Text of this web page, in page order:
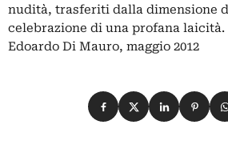
nudità, trasferiti dalla dimensione
celebrazione di una profana laicità.
Edoardo Di Mauro, maggio 2012
Condividi su Facebook
Condividi su X
Condividi su